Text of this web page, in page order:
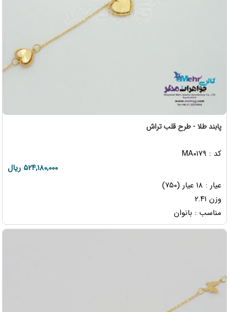
پابند طلا - طرح قلب تراش
کد : MA۰۱۷۹
۵۲۴,۱۸۰,۰۰۰ ریال
عیار : ۱۸ عیار (۷۵۰)
وزن ۲.۴۱
مناسب : بانوان